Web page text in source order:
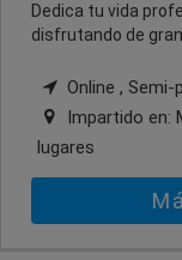
Dedica tu vida
disfrutando de
Online ,
Impartido en:
lugares